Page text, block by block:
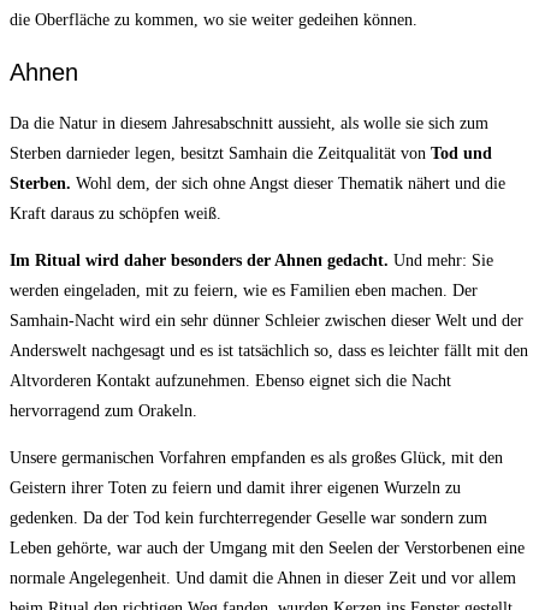
die Oberfläche zu kommen, wo sie weiter gedeihen können.
Ahnen
Da die Natur in diesem Jahresabschnitt aussieht, als wolle sie sich zum
Sterben darnieder legen, besitzt Samhain die Zeitqualität von Tod und
Sterben. Wohl dem, der sich ohne Angst dieser Thematik nähert und die
Kraft daraus zu schöpfen weiß.
Im Ritual wird daher besonders der Ahnen gedacht. Und mehr: Sie
werden eingeladen, mit zu feiern, wie es Familien eben machen. Der
Samhain-Nacht wird ein sehr dünner Schleier zwischen dieser Welt und der
Anderswelt nachgesagt und es ist tatsächlich so, dass es leichter fällt mit den
Altvorderen Kontakt aufzunehmen. Ebenso eignet sich die Nacht
hervorragend zum Orakeln.
Unsere germanischen Vorfahren empfanden es als großes Glück, mit den
Geistern ihrer Toten zu feiern und damit ihrer eigenen Wurzeln zu
gedenken. Da der Tod kein furchterregender Geselle war sondern zum
Leben gehörte, war auch der Umgang mit den Seelen der Verstorbenen eine
normale Angelegenheit. Und damit die Ahnen in dieser Zeit und vor allem